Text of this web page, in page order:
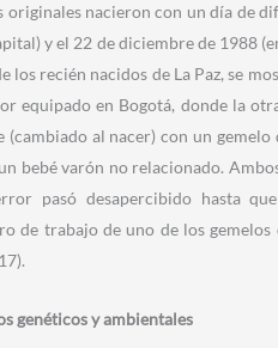
originales nacieron con un día de
y el 22 de diciembre de 1988
recién nacidos de La Paz, se
equipado en Bogotá, donde la
al nacer) con un
bebé varón no relacionado.
pasó desapercibido hasta
de trabajo de uno de los gemelos
genéticos y ambientales